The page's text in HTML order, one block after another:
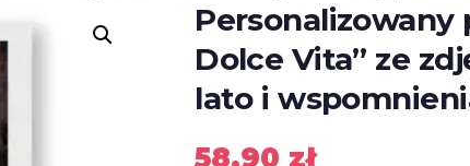
Personalizowany
Dolce Vita” ze
lato i
58,90 zł